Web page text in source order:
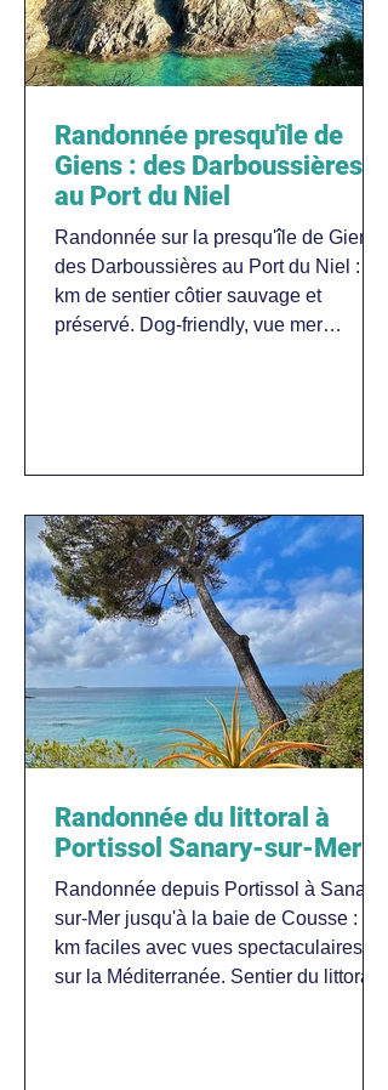
Randonnée presqu'île de
Giens : des Darboussières
au Port du Niel
Randonnée sur la presqu'île de Giens
des Darboussières au Port du Niel : 5,6
km de sentier côtier sauvage et
préservé. Dog-friendly, vue mer
Randonnée du littoral à
Portissol Sanary-sur-Mer
Randonnée depuis Portissol à Sanary-
sur-Mer jusqu'à la baie de Cousse : 6
km faciles avec vues spectaculaires
sur la Méditerranée. Sentier du littoral